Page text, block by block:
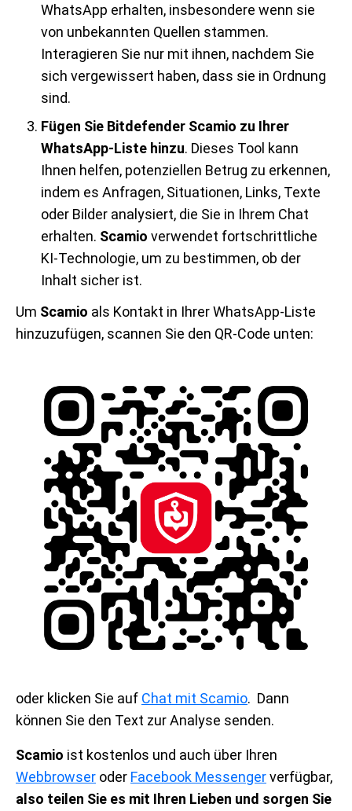
WhatsApp erhalten, insbesondere wenn sie
von unbekannten Quellen stammen.
Interagieren Sie nur mit ihnen, nachdem Sie
sich vergewissert haben, dass sie in Ordnung
sind.
Fügen Sie Bitdefender Scamio zu Ihrer
WhatsApp-Liste hinzu. Dieses Tool kann
Ihnen helfen, potenziellen Betrug zu erkennen,
indem es Anfragen, Situationen, Links, Texte
oder Bilder analysiert, die Sie in Ihrem Chat
erhalten. Scamio verwendet fortschrittliche
KI-Technologie, um zu bestimmen, ob der
Inhalt sicher ist.
Um Scamio als Kontakt in Ihrer WhatsApp-Liste
hinzuzufügen, scannen Sie den QR-Code unten:
oder klicken Sie auf Chat mit Scamio. Dann
können Sie den Text zur Analyse senden.
Scamio ist kostenlos und auch über Ihren
Webbrowser oder Facebook Messengerverfügbar,
also teilen Sie es mit Ihren Lieben und sorgen Sie